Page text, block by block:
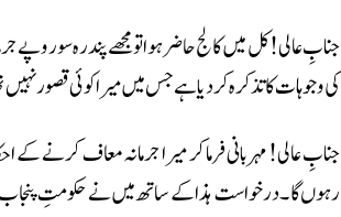
جنابِ عالی! کل میں کالج حاضر ہوا تو مجھے پندرہ سو روپے
کی وجوہات کا تذکرہ کر دیا ہے جس میں میرا کوئی قصور نہیں
جنابِ عالی! مہربانی فرما کر میرا جرمانہ معاف
رہوں گا ۔ درخواست ہذا کے ساتھ میں نے حکومتِ